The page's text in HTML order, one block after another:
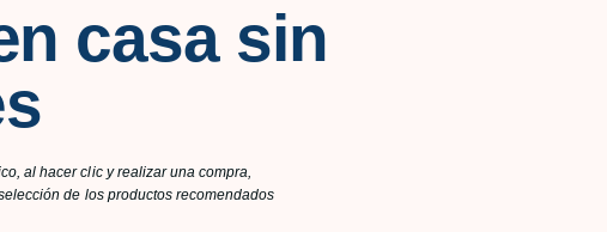
casa sin
al hacer clic y realizar una compra,
de los productos recomendados